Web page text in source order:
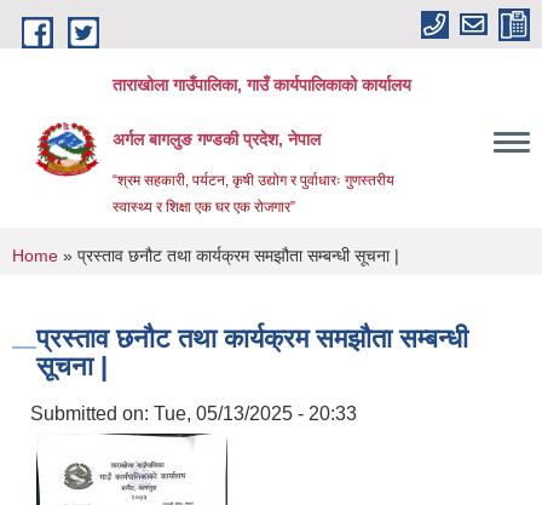
Skip to main content
ताराखोला गाउँपालिका, गाउँ कार्यपालिकाको कार्यालय
अर्गल बागलुङ गण्डकी प्रदेश, नेपाल
“श्रम सहकारी, पर्यटन, कृषी उद्योग र पुर्वाधारः गुणस्तरीय
स्वास्थ्य र शिक्षा एक घर एक रोजगार”
You are here
Home » प्रस्ताव छनौट तथा कार्यक्रम समझौता सम्बन्धी सूचना |
प्रस्ताव छनौट तथा कार्यक्रम समझौता सम्बन्धी
सूचना |
Submitted on: Tue, 05/13/2025 - 20:33